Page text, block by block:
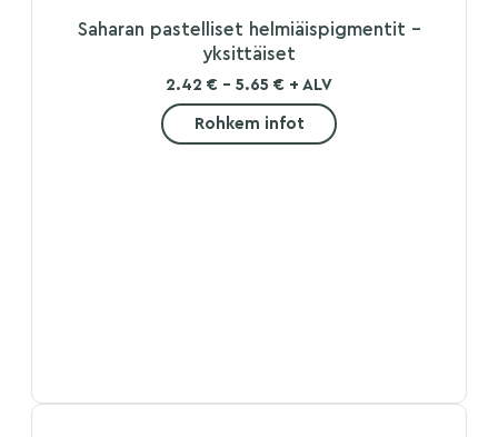
Saharan pastelliset helmiäispigmentit –
yksittäiset
2.42 € - 5.65 € + ALV
Rohkem infot